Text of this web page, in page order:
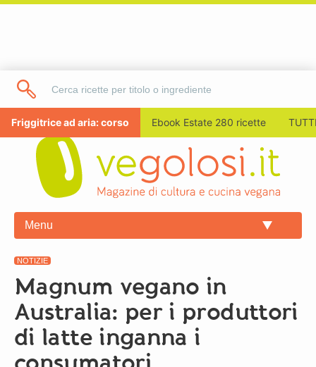
Friggitrice ad aria: corso Ebook Estate 280 ricette
Menu
NOTIZIE
Magnum vegano in
Australia: per i produttori
di latte inganna i